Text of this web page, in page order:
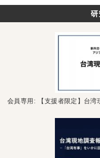
研
会員専用: 【支援者限定】台湾